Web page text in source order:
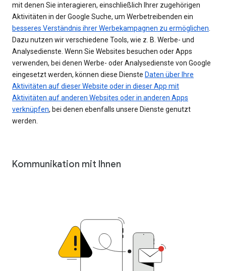
mit denen Sie interagieren, einschließlich Ihrer zugehörigen
Aktivitäten in der Google Suche, um Werbetreibenden ein
besseres Verständnis ihrer Werbekampagnen zu ermöglichen.
Dazu nutzen wir verschiedene Tools, wie z. B. Werbe- und
Analysedienste. Wenn Sie Websites besuchen oder Apps
verwenden, bei denen Werbe- oder Analysedienste von Google
eingesetzt werden, können diese Dienste Daten über Ihre
Aktivitäten auf dieser Website oder in dieser App mit
Aktivitäten auf anderen Websites oder in anderen Apps
verknüpfen, bei denen ebenfalls unsere Dienste genutzt
werden.
Kommunikation mit Ihnen